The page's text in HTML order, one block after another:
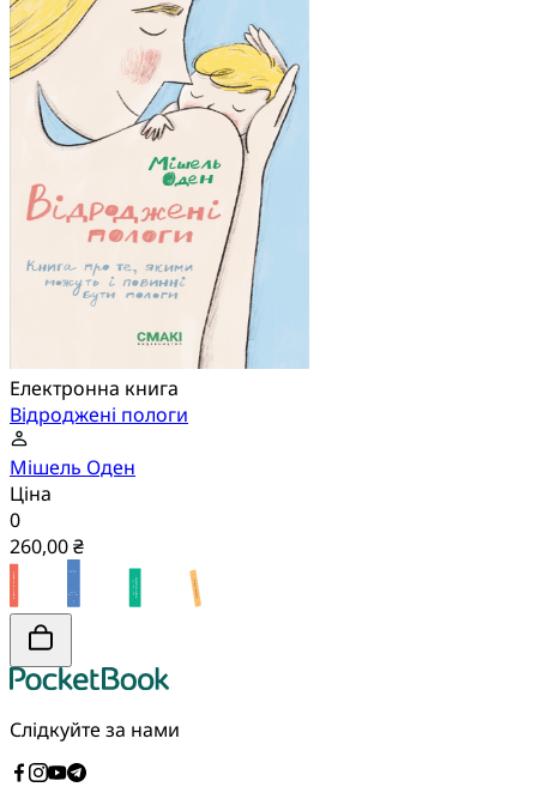
Електронна книга
Відроджені пологи
Мішель Оден
Ціна
0
260,00 ₴
Слідкуйте за нами